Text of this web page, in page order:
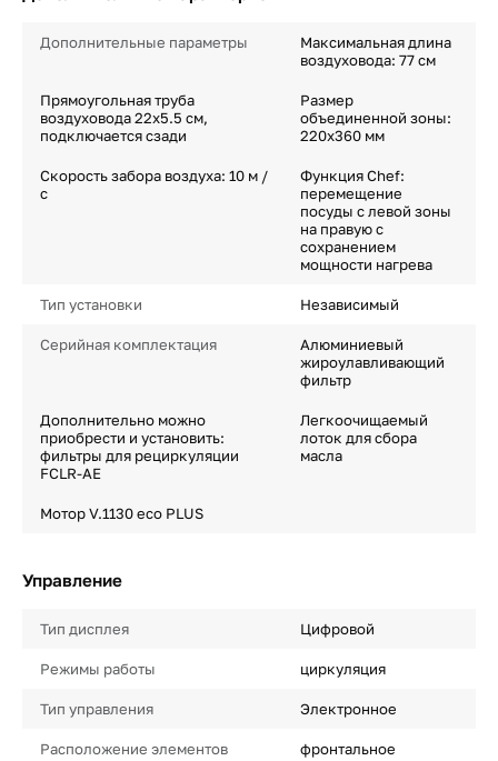
Дополнительные параметры
Максимальная длина
воздуховода: 77 см
Прямоугольная труба
воздуховода 22х5.5 см,
подключается сзади
Размер
объединенной зоны:
220х360 мм
Скорость забора воздуха: 10 м /
с
Функция Chef:
перемещение
посуды с левой зоны
на правую с
сохранением
мощности нагрева
Тип установки Независимый
Серийная комплектация
Алюминиевый
жироулавливающий
фильтр
Дополнительно можно
приобрести и установить:
фильтры для рециркуляции
FCLR-AE
Легкоочищаемый
лоток для сбора
масла
Мотор V.1130 eco PLUS
Управление
Тип дисплея Цифровой
Режимы работы циркуляция
Тип управления Электронное
Расположение элементов
фронтальное